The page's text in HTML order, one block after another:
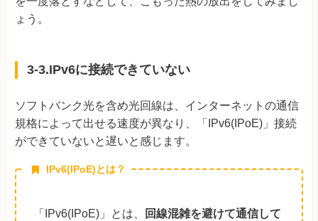
ょう。
3-3.IPv6に接続できていない
ソフトバンク光を含め光回線は、インターネットの通信
規格によって出せる速度が異なり、「IPv6(IPoE)」接続
ができていないと遅いと感じます。
IPv6(IPoE)とは？
「IPv6(IPoE)」とは、
回線混雑を避けて通信して